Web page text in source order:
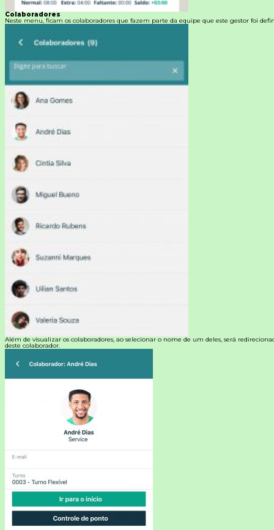
Colaboradores
Neste menu, ficam os colaboradores que fazem parte da equipe que este gestor foi
Além de visualizar os colaboradores, ao selecionar o nome de um deles, será
deste colaborador.